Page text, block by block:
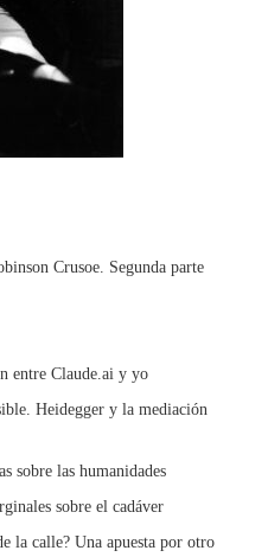
Crusoe. Segunda parte
entre Claude.ai y yo
Heidegger y la mediación
sobre las humanidades
sobre el cadáver
la calle? Una apuesta por otro